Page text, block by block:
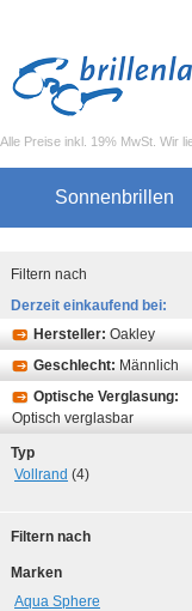
Alle Preise inkl. 19% MwSt. Wir
Sonnenbrillen
Filtern nach
Derzeit einkaufend bei:
Hersteller: Oakley
Geschlecht: Männlich
Optische Verglasung:
Optisch verglasbar
Typ
Vollrand (4)
Filtern nach
Marken
Aqua Sphere